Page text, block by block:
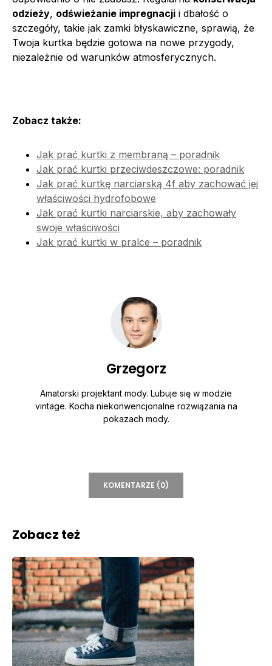
odzieży, odświeżanie impregnacji i dbałość o
szczegóły, takie jak zamki błyskawiczne, sprawią, że
Twoja kurtka będzie gotowa na nowe przygody,
niezależnie od warunków atmosferycznych.
Zobacz także:
Jak prać kurtki z membraną – poradnik
Jak prać kurtki przeciwdeszczowe: poradnik
Jak prać kurtkę narciarską 4f aby zachować jej
właściwości hydrofobowe
Jak prać kurtki narciarskie, aby zachowały
swoje właściwości
Jak prać kurtki w pralce – poradnik
Grzegorz
Amatorski projektant mody. Lubuje się w modzie
vintage. Kocha niekonwencjonalne rozwiązania na
pokazach mody.
KOMENTARZE (0)
Zobacz też